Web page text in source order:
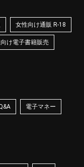
女性向け通販 R-18
け電子書籍販売
電子マネー